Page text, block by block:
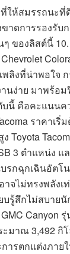
ที่ให้สมรรถนะ
าดการรองรั
ของลิสต์นี้
พลิงที่น่าพอใจ
นง่าย มาพร้อ
บนี้ คือคะแนน
ราคา
Toyota
3 ตำแหน่ง
รกฉุกเฉินอัต
าจไม่ทรงพลั
รู้สึกไม่สบายนั
Canyon
ะมาณ 3,492
ารตกแต่งภาย